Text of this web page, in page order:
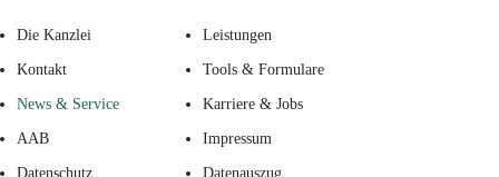
Die Kanzlei Leistungen
Kontakt Tools & Formulare
News & Service Karriere & Jobs
AAB Impressum
Datenschutz Datenauszug